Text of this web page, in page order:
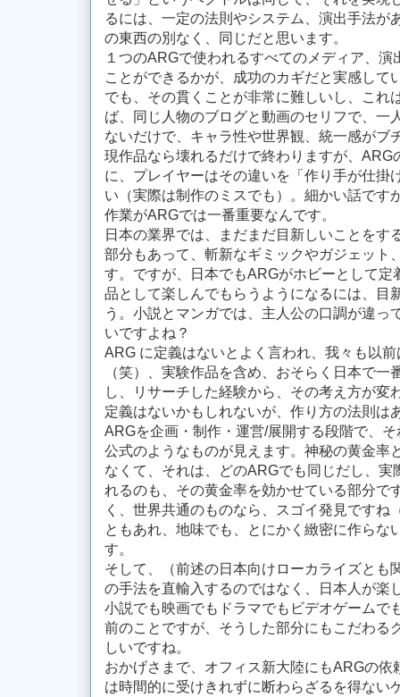
るには、一定の法則やシステム、演出手法が
の東西の別なく、同じだと思います。
１つのARGで使われるすべてのメディア、
ことができるかが、成功のカギだと実感して
でも、その貫くことが非常に難しいし、これ
ば、同じ人物のブログと動画のセリフで、一
ないだけで、キャラ性や世界観、統一感がブ
現作品なら壊れるだけで終わりますが、ARG
に、プレイヤーはその違いを「作り手が仕掛
い（実際は制作のミスでも）。細かい話です
作業がARGでは一番重要なんです。
日本の業界では、まだまだ目新しいことをす
部分もあって、斬新なギミックやガジェット
す。ですが、日本でもARGがホビーとして定
品として楽しんでもらうようになるには、目
う。小説とマンガでは、主人公の口調が違っ
いですよね？
ARG に定義はないとよく言われ、我々も以
（笑）、実験作品を含め、おそらく日本で一
し、リサーチした経験から、その考え方が変
定義はないかもしれないが、作り方の法則は
ARGを企画・制作・運営/展開する段階で、
公式のようなものが見えます。神秘の黄金率
なくて、それは、どのARGでも同じだし、実
れるのも、その黄金率を効かせている部分で
く、世界共通のものなら、スゴイ発見ですね
ともあれ、地味でも、とにかく緻密に作らな
す。
そして、（前述の日本向けローカライズとも
の手法を直輸入するのではなく、日本人が楽
小説でも映画でもドラマでもビデオゲームで
前のことですが、そうした部分にもこだわる
しいですね。
おかげさまで、オフィス新大陸にもARGの依
は時間的に受けきれずに断わらざるを得ない